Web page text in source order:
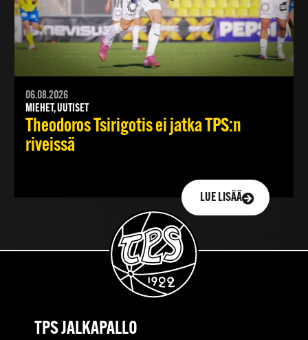
06.08.2026
MIEHET, UUTISET
Theodoros Tsirigotis ei jatka TPS:n
riveissä
LUE LISÄÄ
TPS JALKAPALLO